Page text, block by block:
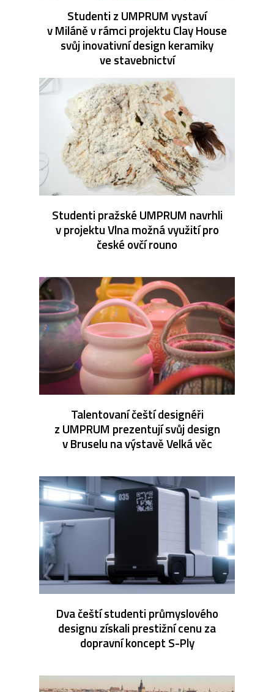
Studenti z UMPRUM vystaví
v Miláně v rámci projektu Clay House
svůj inovativní design keramiky
ve stavebnictví
Studenti pražské UMPRUM navrhli
v projektu Vlna možná využití pro
české ovčí rouno
Talentovaní čeští designéři
z UMPRUM prezentují svůj design
v Bruselu na výstavě Velká věc
Dva čeští studenti průmyslového
designu získali prestižní cenu za
dopravní koncept S-Ply